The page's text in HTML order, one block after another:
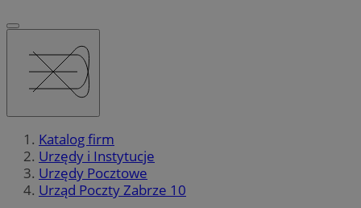
Katalog firm
Urzędy i Instytucje
Urzędy Pocztowe
Urząd Poczty Zabrze 10